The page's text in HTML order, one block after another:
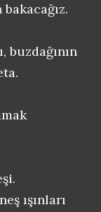
buzdağının
ışınları